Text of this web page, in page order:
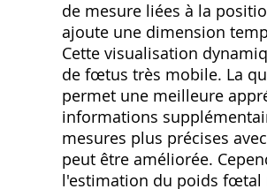
de mesure liées à la
ajoute une dimension
Cette visualisation
de fœtus très mobile. La
permet une meilleure
informations
mesures plus précises
peut être améliorée.
l'estimation du poids fœtal